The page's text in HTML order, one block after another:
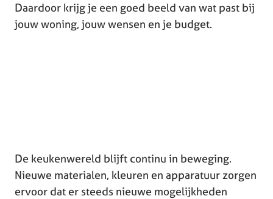
Daardoor krijg je een goed beeld van wat past bij
jouw woning, jouw wensen en je budget.
De keukenwereld blijft continu in beweging.
Nieuwe materialen, kleuren en apparatuur zorgen
ervoor dat er steeds nieuwe mogelijkheden